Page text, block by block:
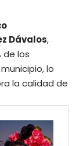
Dávalos,
de los
, lo
la calidad de